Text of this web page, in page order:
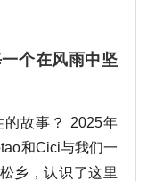
个在风雨中坚
故事？ 2025年
和Cici与我们一
乡，认识了这里